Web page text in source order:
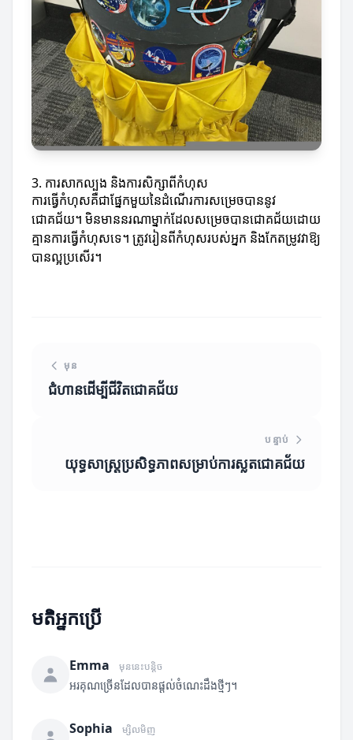
3. ការសាកល្បង និងការសិក្សាពីកំហុស
ការធ្វើកំហុសគឺជាផ្នែកមួយនៃដំណើរការសម្រេចបាននូវ
ជោគជ័យ។ មិនមាននរណាម្នាក់ដែលសម្រេចបានជោគជ័យដោយ
គ្មានការធ្វើកំហុសទេ។ ត្រូវរៀនពីកំហុសរបស់អ្នក និងកែតម្រូវវាឱ្យ
បានល្អប្រសើរ។
មុន
ជំហានដើម្បីជីវិតជោគជ័យ
បន្ទាប់
យុទ្ធសាស្ត្រប្រសិទ្ធភាពសម្រាប់ការស្លតជោគជ័យ
មតិអ្នកប្រើ
Emma មុននេះបន្តិច
អរគុណច្រើនដែលបានផ្តល់ចំណេះដឹងថ្មីៗ។
Sophia ម្សិលមិញ